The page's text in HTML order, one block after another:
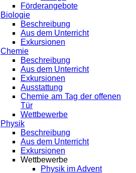
Förderangebote
Biologie
Beschreibung
Aus dem Unterricht
Exkursionen
Chemie
Beschreibung
Aus dem Unterricht
Exkursionen
Ausstattung
Chemie am Tag der offenen
Tür
Wettbewerbe
Physik
Beschreibung
Aus dem Unterricht
Exkursionen
Wettbewerbe
Physik im Advent